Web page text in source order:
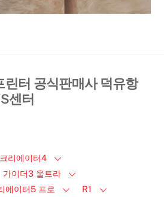
린터 공식판매사 덕유항
센터
크리에이터4
가이더3 울트라
에이터5 프로
R1